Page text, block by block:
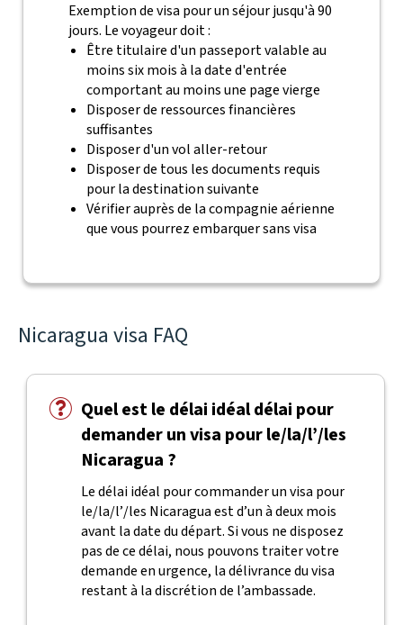
Exemption de visa pour un séjour jusqu'à 90
jours. Le voyageur doit :
Être titulaire d'un passeport valable au
moins six mois à la date d'entrée
comportant au moins une page vierge
Disposer de ressources financières
suffisantes
Disposer d'un vol aller-retour
Disposer de tous les documents requis
pour la destination suivante
Vérifier auprès de la compagnie aérienne
que vous pourrez embarquer sans visa
Nicaragua visa FAQ
Quel est le délai idéal délai pour
demander un visa pour le/la/l’/les
Nicaragua ?
Le délai idéal pour commander un visa pour
le/la/l’/les Nicaragua est d’un à deux mois
avant la date du départ. Si vous ne disposez
pas de ce délai, nous pouvons traiter votre
demande en urgence, la délivrance du visa
restant à la discrétion de l’ambassade.